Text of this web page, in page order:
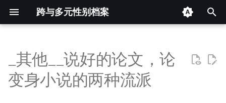
跨与多元性别档案
开
摘要_其他__说好的论文，论
变身小说的两种流派